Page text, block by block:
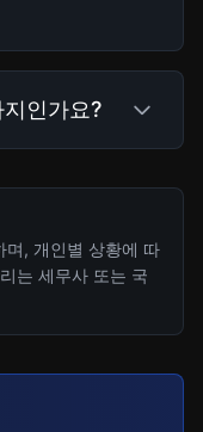
인가요?
며, 개인별 상황에 따
는 세무사 또는 국